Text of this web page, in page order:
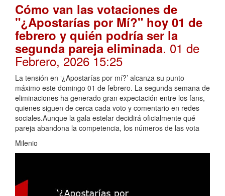
Cómo van las votaciones de
"¿Apostarías por Mí?" hoy 01 de
febrero y quién podría ser la
segunda pareja eliminada. 01 de
Febrero, 2026 15:25
La tensión en ‘¿Apostarías por mí?’ alcanza su punto
máximo este domingo 01 de febrero. La segunda semana de
eliminaciones ha generado gran expectación entre los fans,
quienes siguen de cerca cada voto y comentario en redes
sociales.Aunque la gala estelar decidirá oficialmente qué
pareja abandona la competencia, los números de las vota
Milenio